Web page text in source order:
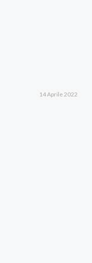
14 Aprile 2022